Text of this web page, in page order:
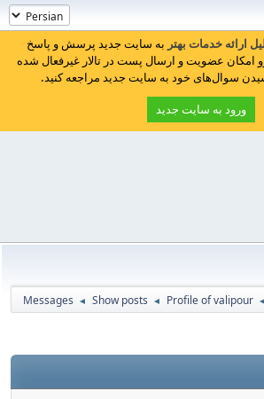
ارائه خدمات بهتر به سایت جدید پرسش و پاسخ
امکان عضویت و ارسال پست در تالار غیرفعال شده
سوال‌های خود به سایت جدید مراجعه کنید.
ورود به سایت جدید
◄
Profile of valipour
◄
Show posts
◄
Messages